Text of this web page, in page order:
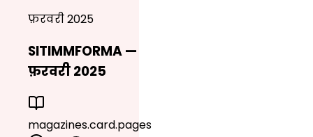
फ़रवरी 2025
SITIMMFORMA —
फ़रवरी 2025
magazines.card.pages